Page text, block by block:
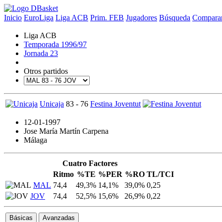
Inicio EuroLiga Liga ACB Prim. FEB Jugadores Búsqueda
Liga ACB
Temporada 1996/97
Jornada 23
Otros partidos
Unicaja 83 - 76 Festina Joventut
12-01-1997
Jose María Martín Carpena
Málaga
Cuatro Factores
Ritmo %TE %PER %RO TL/TCI
MAL 74,4 49,3% 14,1% 39,0% 0,25
JOV
74,4 52,5% 15,6% 26,9% 0,22
Básicas Avanzadas